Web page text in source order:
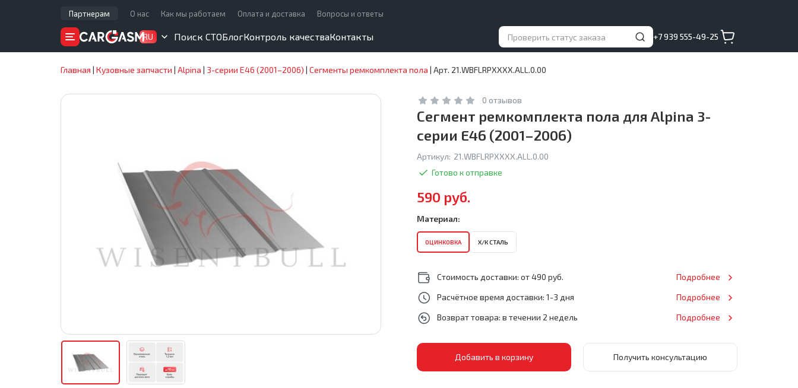
Партнерам О нас Как мы работаем Оплата и доставка Вопросы и ответы
RU Поиск СТОБлогКонтроль качестваКонтакты +7 939 555-49-25
Главная | Кузовные запчасти | Alpina | 3-серии E46 (2001–2006) | Сегменты ремкомплекта пола | Арт. 21.WBFLRPXXXX.ALL.0.00
0 отзывов
Сегмент ремкомплекта пола для Alpina 3-
серии E46 (2001–2006)
Артикул: 21.WBFLRPXXXX.ALL.0.00
Готово к отправке
590 руб.
Материал:
ОЦИНКОВКА Х/К СТАЛЬ
Стоимость доставки: от 490 руб.
Подробнее
Расчётное время доставки: 1-3 дня
Подробнее
Возврат товара: в течении 2 недель
Подробнее
Получить консультацию